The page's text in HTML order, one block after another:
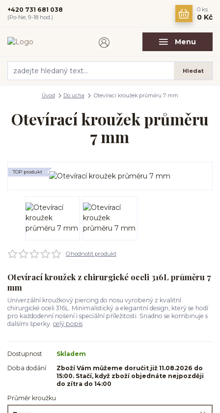
Menu
Hledat
+420 731 681 038
(Po-Ne, 9-18 hod.)
0 ks
0 Kč
Úvod Do ucha Otevírací kroužek průměru 7 mm
Otevírací kroužek průměru
7 mm
TOP produkt
Ohodnotit produkt
Otevírací kroužek z chirurgické oceli 316L průměru 7
mm
Univerzální kroužkový piercing do nosu vyrobený z kvalitní
chirurgické oceli 316L. Minimalistický a elegantní design, který se hodí
pro každodenní nošení i speciální příležitosti. Snadno se kombinuje s
dalšími šperky. celý popis
Dostupnost
Skladem
Doba dodání
Zboží Vám můžeme doručit již 11.08.2026 do
15:00. Stačí, když zboží objednáte nejpozději
do zítra do 14:00
Průměr kroužku